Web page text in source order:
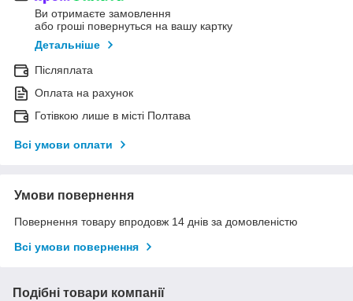
Ви отримаєте замовлення
або гроші повернуться на вашу картку
Детальніше
Післяплата
Оплата на рахунок
Готівкою лише в місті Полтава
Всі умови оплати
Умови повернення
Повернення товару впродовж 14 днів за домовленістю
Всі умови повернення
Подібні товари компанії